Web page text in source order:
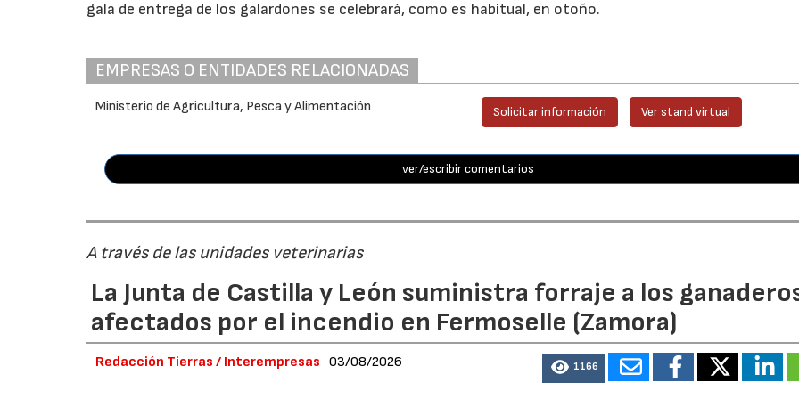
gala de entrega de los galardones se celebrará, como es habitual, en otoño.
EMPRESAS O ENTIDADES RELACIONADAS
Ministerio de Agricultura, Pesca y Alimentación Solicitar información Ver stand virtual
ver/escribir comentarios
A través de las unidades veterinarias
La Junta de Castilla y León suministra forraje a los
afectados por el incendio en Fermoselle (Zamora)
Redacción Tierras / Interempresas 03/08/2026 1166